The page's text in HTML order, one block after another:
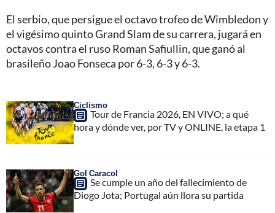
El serbio, que persigue el octavo trofeo de Wimbledon y
el vigésimo quinto Grand Slam de su carrera, jugará en
octavos contra el ruso Roman Safiullin, que ganó al
brasileño Joao Fonseca por 6-3, 6-3 y 6-3.
Ciclismo
Tour de Francia 2026, EN VIVO; a qué
hora y dónde ver, por TV y ONLINE, la etapa 1
Gol Caracol
Se cumple un año del fallecimiento de
Diogo Jota; Portugal aún llora su partida